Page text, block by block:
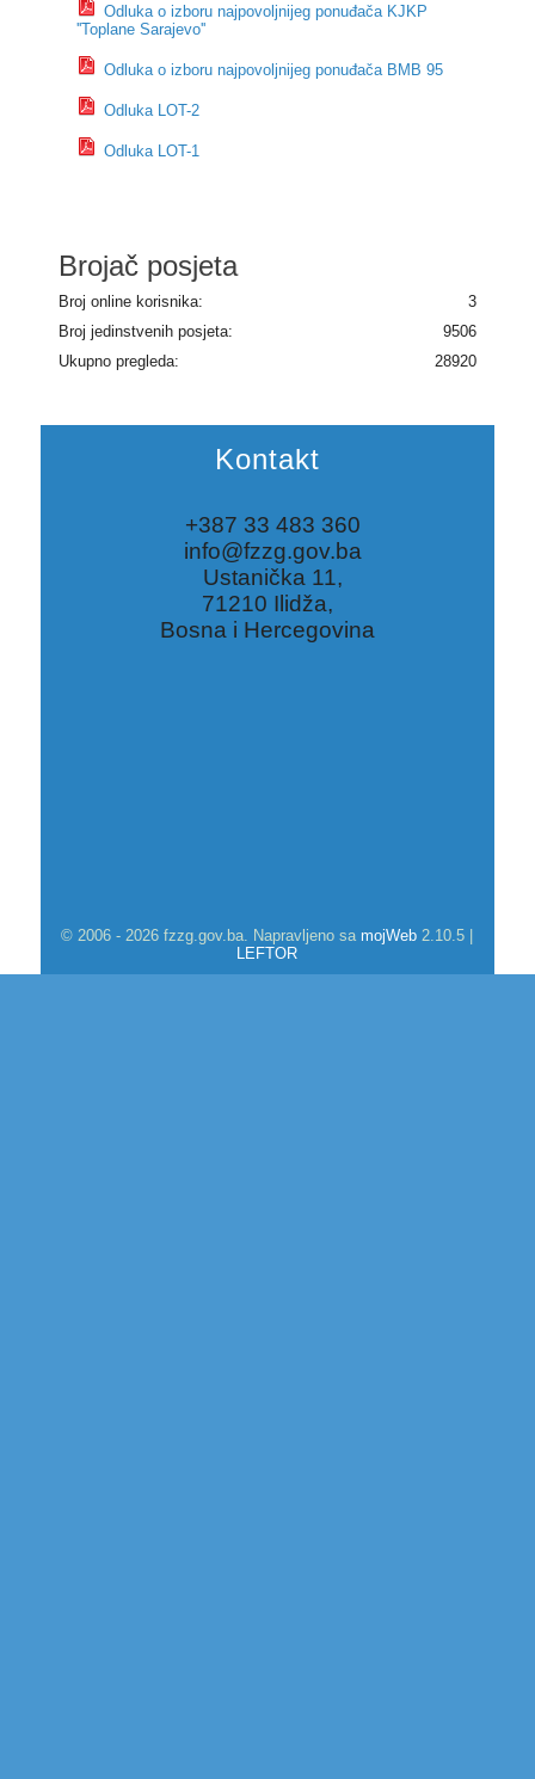
Odluka o izboru najpovoljnijeg ponuđača KJKP
''Toplane Sarajevo''
Odluka o izboru najpovoljnijeg ponuđača BMB 95
Odluka LOT-2
Odluka LOT-1
Brojač posjeta
Broj online korisnika:
3
Broj jedinstvenih posjeta:
9506
Ukupno pregleda:
28920
Kontakt
+387 33 483 360
info@fzzg.gov.ba
Ustanička 11,
71210 Ilidža,
Bosna i Hercegovina
© 2006 - 2026 fzzg.gov.ba. Napravljeno samojWeb 2.10.5 |
LEFTOR